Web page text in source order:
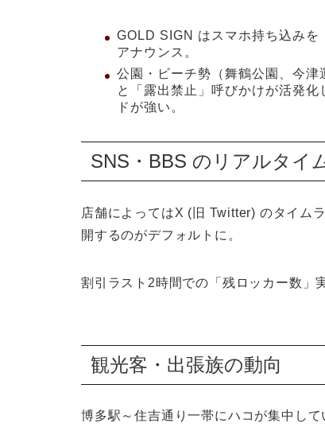
GOLD SIGN はスマホ持ち込みを
アナウンス。
公園・ビーチ勢（舞鶴公園、今
と「露出禁止」呼びかけが活発
ドが強い。
SNS・BBS のリアルタイ
店舗によってはX (旧 Twitter) のタイム
開するのがデフォルトに。
割引ラスト2時間での「残ロッカー数」
観光客・出張族の動向
博多駅～住吉通り一帯にハコが集中して